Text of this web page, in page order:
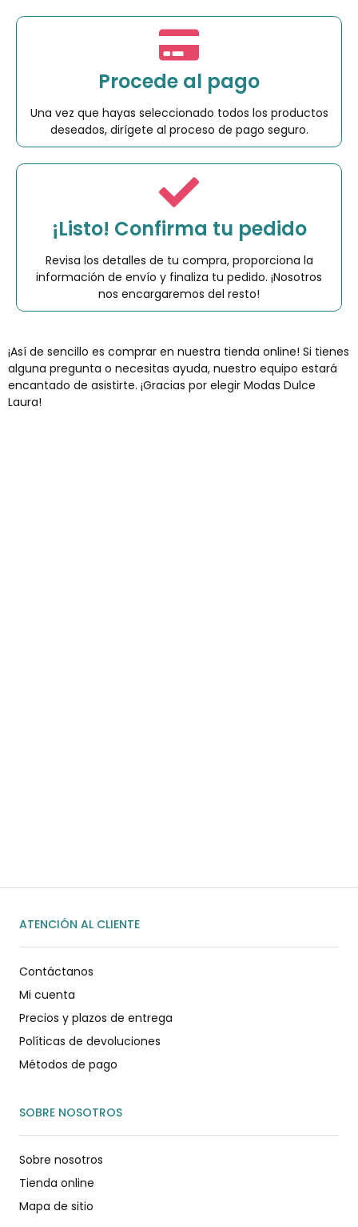
Procede al pago
Una vez que hayas seleccionado todos los productos
deseados, dirígete al proceso de pago seguro.
¡Listo! Confirma tu pedido
Revisa los detalles de tu compra, proporciona la
información de envío y finaliza tu pedido. ¡Nosotros
nos encargaremos del resto!
¡Así de sencillo es comprar en nuestra tienda online! Si tienes
alguna pregunta o necesitas ayuda, nuestro equipo estará
encantado de asistirte. ¡Gracias por elegir Modas Dulce
Laura!
ATENCIÓN AL CLIENTE
Contáctanos
Mi cuenta
Precios y plazos de entrega
Políticas de devoluciones
Métodos de pago
SOBRE NOSOTROS
Sobre nosotros
Tienda online
Mapa de sitio